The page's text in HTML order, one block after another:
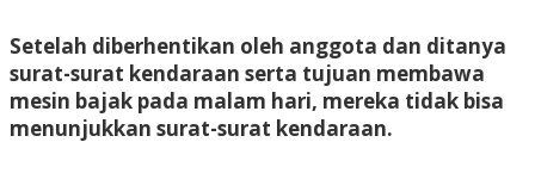
Setelah diberhentikan oleh anggota dan ditanya
surat-surat kendaraan serta tujuan membawa
mesin bajak pada malam hari, mereka tidak bisa
menunjukkan surat-surat kendaraan.